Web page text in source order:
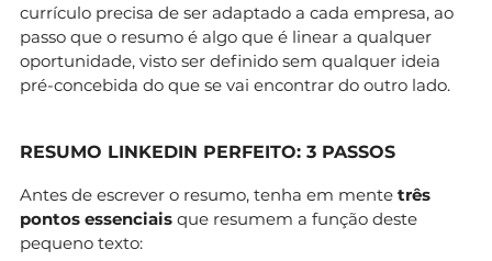
currículo precisa de ser adaptado a cada empresa, ao
passo que o resumo é algo que é linear a qualquer
oportunidade, visto ser definido sem qualquer ideia
pré-concebida do que se vai encontrar do outro lado.
RESUMO LINKEDIN PERFEITO: 3 PASSOS
Antes de escrever o resumo, tenha em mente três
pontos essenciais que resumem a função deste
pequeno texto: